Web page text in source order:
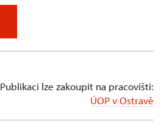
Publikaci lze zakoupit na pracovišti:
ÚOP v Ostravě